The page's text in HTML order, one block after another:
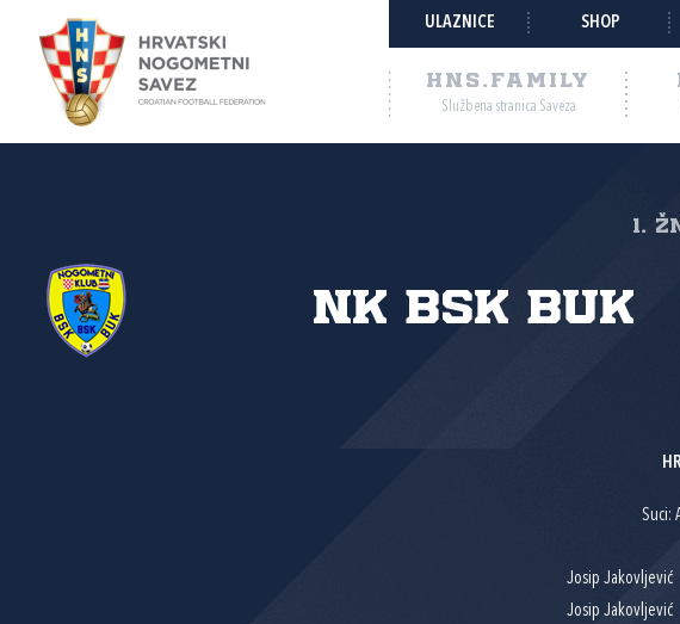
ULAZNICE SHOP
HNS.FAMILY
Službena stranica Saveza
1.
NK BSK Buk
Suci:
Josip Jakovljević
Josip Jakovljević